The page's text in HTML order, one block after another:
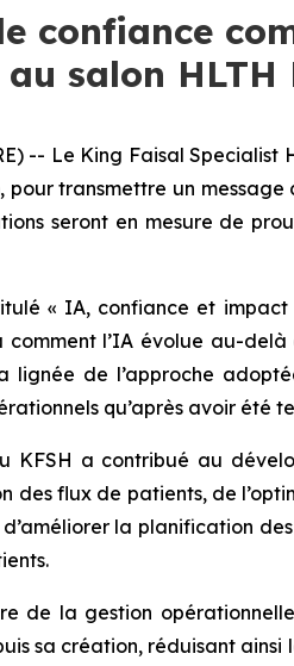
confiance
salon HLTH
-- Le King Faisal
pour transmettre un
seront en mesure de
« IA, confiance et
l’IA évolue au-
lignée de l’approche
qu’après avoir
a contribué au
des flux de patients, de
la planification
de la gestion
sa création, réduisant